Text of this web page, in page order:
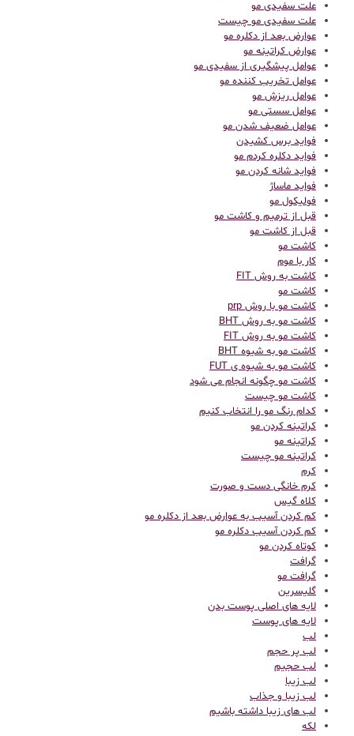
علت سفیدی مو
علت سفیدی مو چیست
عوارض بعد از دکلره مو
عوارض کراتینه مو
عوامل پیشگیری از سفیدی مو
عوامل تخریب کننده مو
عوامل ریزش مو
عوامل سستی مو
عوامل ضعیف شدن مو
فواید برس کشیدن
فواید دکلره کردم مو
فواید شانه کردن مو
فواید ماساژ
فولیکول مو
قبل از ترمیم و کاشت مو
قبل از کاشت مو
كاشت مو
کار با موم
کاشت به روش FIT
کاشت مو
کاشت مو با روش prp
کاشت مو به روش BHT
کاشت مو به روش FIT
کاشت مو به شیوه BHT
کاشت مو به شیوه ی FUT
کاشت مو چگونه انجام می شود
کاشت مو چیست
کدام رنگ مو را انتخاب کنیم
کراتینه کردن مو
کراتینه مو
کراتینه مو چیست
کرم
کرم خانگی دست و صورت
کلاه گیس
کم کردن آسیب به عوارض بعد از دکلره مو
کم کردن آسیب دکلره مو
کوتاه کردن مو
گرافت
گرافت مو
گلیسرین
لایه های اصلی پوست بدن
لایه های پوست
لب
لب پر حجم
لب حجیم
لب زیبا
لب زیبا و جذاب
لب های زیبا داشته باشیم
لکه